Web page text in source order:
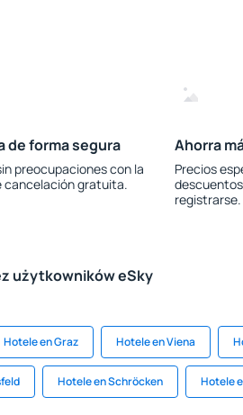
de forma segura
preocupaciones con la
cancelación gratuita.
Ahorra
Precios
registrarse.
użytkowników eSky
Hotele en Graz Hotele en Viena
Hotele en Schröcken Hotele